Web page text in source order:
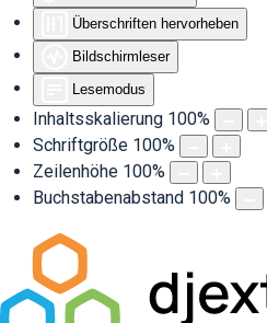
Überschriften hervorheben
Bildschirmleser
Lesemodus
Inhaltsskalierung 100%
Schriftgröße 100%
Zeilenhöhe 100%
Buchstabenabstand 100%